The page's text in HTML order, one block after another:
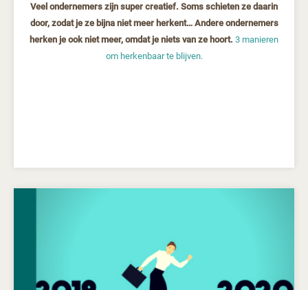
Veel ondernemers zijn super creatief. Soms schieten ze daarin
door, zodat je ze bijna niet meer herkent… Andere ondernemers
herken je ook niet meer, omdat je niets van ze hoort. 3 manieren
om herkenbaar te blijven.